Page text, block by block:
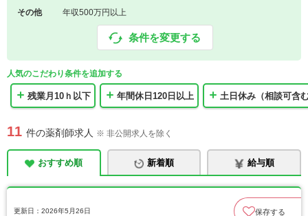
その他
年収500万円以上
条件を変更する
人気のこだわり条件を追加する
残業月10ｈ以下 年間休日120日以上 土日休み（相談可含
11 件の薬剤師求人 ※ 非公開求人を除く
おすすめ順 新着順 給与順
更新日：2026年5月26日 保存する